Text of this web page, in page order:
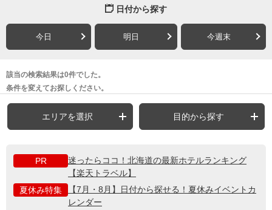
日付から探す
今日 明日 今週末
該当の検索結果は0件でした。
条件を変えてお探しください。
エリアを選択 目的から探す
PR
迷ったらココ！北海道の最新ホテルランキング
【楽天トラベル】
夏休み特集
【7月・8月】日付から探せる！夏休みイベントカ
レンダー